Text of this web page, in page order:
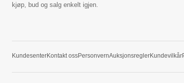
kjøp, bud og salg enkelt igjen.
KundesenterKontakt ossPersonvernAuksjonsreglerKundevilkår